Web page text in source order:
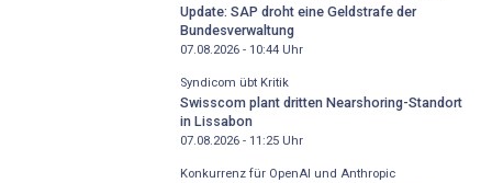
Update: SAP droht eine Geldstrafe der
Bundesverwaltung
07.08.2026 - 10:44Uhr
Syndicom übt Kritik
Swisscom plant dritten Nearshoring-Standort
in Lissabon
07.08.2026 - 11:25Uhr
Konkurrenz für OpenAI und Anthropic